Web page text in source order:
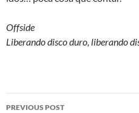
Offside
Liberando disco duro, liberando
Post
PREVIOUS POST